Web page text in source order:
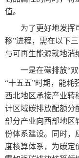
值。
为了更好地发挥
移”进程，需在以下
与可再生能源就地消
一是在碳排放“
“十五五”时期，能耗
西北地区承接产业转
计区域碳排放配额分
部分产业向西部地区
份体系建设。同时，
度核算体系，为碳定